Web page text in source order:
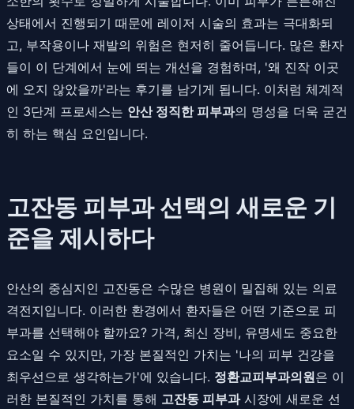
상태에서 진행되기 때문에 레이저 시술의 효과는 극대화되
고, 부작용이나 재발의 위험은 현저히 줄어듭니다. 많은 환자
들이 이 단계에서 눈에 띄는 개선을 경험하며, '왜 진작 이곳
에 오지 않았을까'라는 후기를 남기게 됩니다. 이처럼 체계적
인 3단계 프로세스는 안산 정직한 피부과의 명성을 더욱 굳건
히 하는 핵심 요인입니다.
고잔동 피부과 선택의 새로운 기
준을 제시하다
안산의 중심지인 고잔동은 수많은 병원이 밀집해 있는 의료
격전지입니다. 이러한 환경에서 환자들은 어떤 기준으로 피
부과를 선택해야 할까요? 가격, 최신 장비, 유명세도 중요한
요소일 수 있지만, 가장 본질적인 가치는 '나의 피부 건강을
최우선으로 생각하는가'에 있습니다. 정환교피부과의원은 이
러한 본질적인 가치를 통해 고잔동 피부과시장에 새로운 선